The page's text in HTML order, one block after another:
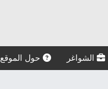
الشواغر حول الموقع